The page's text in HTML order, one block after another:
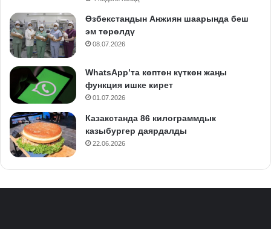
Өзбекстандын Анжиян шаарында беш
эм төрөлдү
08.07.2026
WhatsApp’та көптөн күткөн жаңы
функция ишке кирет
01.07.2026
Казакстанда 86 килограммдык
казыбургер даярдалды
22.06.2026